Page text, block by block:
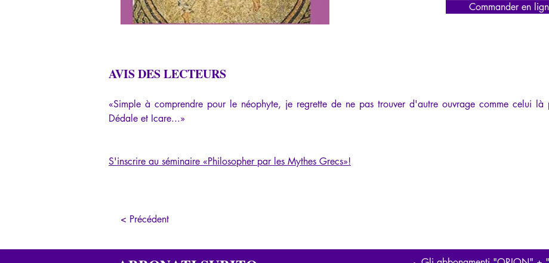
Commander en
AVIS DES LECTEURS
«Simple à comprendre pour le néophyte, je regrette de ne pas trouver d'autre ouvrage comme celui
Dédale et Icare...»
S'inscrire au séminaire «Philosopher par les Mythes Grecs»!
< Précédent